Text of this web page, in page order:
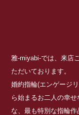
雅-miyabi-では、来店
ただいております。
婚約指輪(エンゲージ
ら始まるお二人の幸
な、最も特別な指輪作